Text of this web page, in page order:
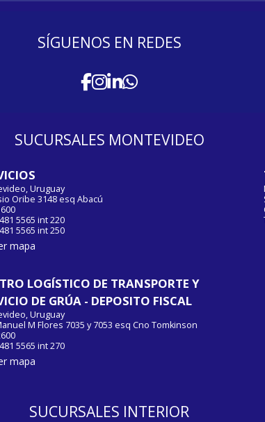
SÍGUENOS EN REDES
SUCURSALES MONTEVIDEO
Uruguay
Oribe 3148 esq Abacú
5565 int 220
5565 int 250
mapa
LOGÍSTICO DE TRANSPORTE Y
DE GRÚA - DEPOSITO FISCAL
Uruguay
M Flores 7035 y 7053 esq Cno Tomkinson
5565 int 270
mapa
SUCURSALES INTERIOR